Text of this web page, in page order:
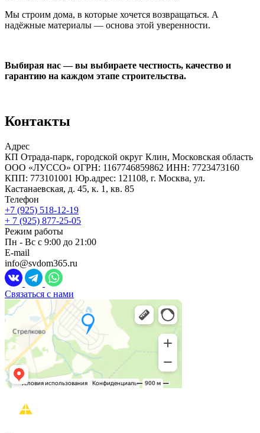
Мы строим дома, в которые хочется возвращаться. А
надёжные материалы — основа этой уверенности.
Выбирая нас — вы выбираете честность, качество и
гарантию на каждом этапе строительства.
Контакты
Адрес
КП Отрада-парк, городской округ Клин, Московская область
ООО «ЛУССО» ОГРН: 1167746859862 ИНН: 7723473160
КПП: 773101001 Юр.адрес: 121108, г. Москва, ул.
Кастанаевская, д. 45, к. 1, кв. 85
Телефон
+7 (925) 518-12-19
+ 7 (925) 877-25-05
Режим работы
Пн - Вс с 9:00 до 21:00
E-mail
info@svdom365.ru
Связаться с нами